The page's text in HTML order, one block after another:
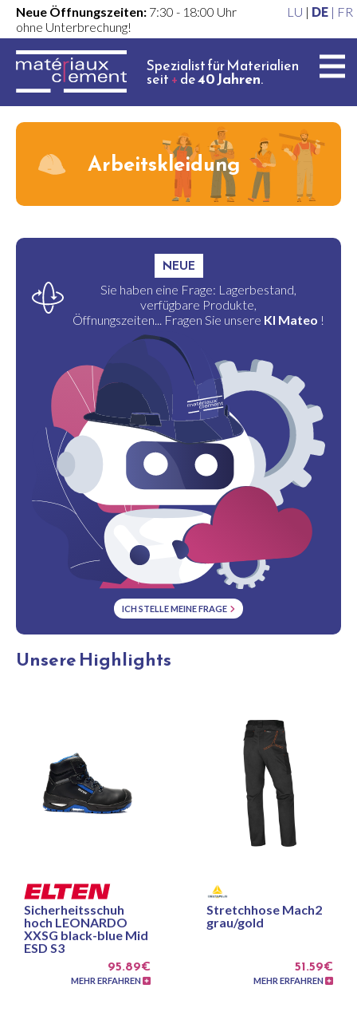
Neue Öffnungszeiten: 7:30 - 18:00 Uhr
ohne Unterbrechung!
LU | DE | FR
Spezialist für Materialien
seit+de40 Jahren.
Arbeitskleidung
NEUE
Sie haben eine Frage: Lagerbestand,
verfügbare Produkte,
Öffnungszeiten... Fragen Sie unsere KI Mateo !
ICH STELLE MEINE FRAGE
Unsere Highlights
Sicherheitsschuh
hoch LEONARDO
XXSG black-blue Mid
ESD S3
95.89€
MEHR ERFAHREN
Stretchhose Mach2
grau/gold
51.59€
MEHR ERFAHREN